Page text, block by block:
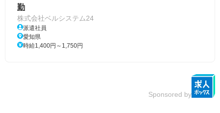
勤
株式会社ベルシステム24
派遣社員
愛知県
時給1,400円～1,750円
Sponsored by